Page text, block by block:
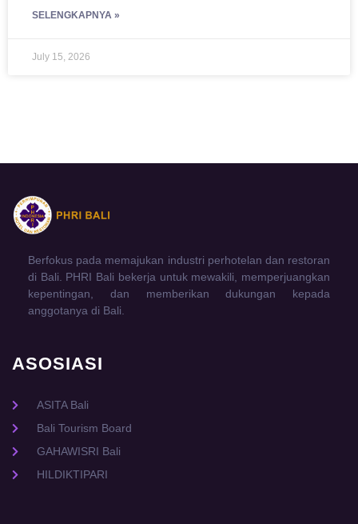
SELENGKAPNYA »
July 15, 2026
Berfokus pada memajukan industri perhotelan dan restoran
di Bali. PHRI Bali bekerja untuk mewakili, memperjuangkan
kepentingan, dan memberikan dukungan kepada
anggotanya di Bali.
ASOSIASI
ASITA Bali
Bali Tourism Board
GAHAWISRI Bali
HILDIKTIPARI